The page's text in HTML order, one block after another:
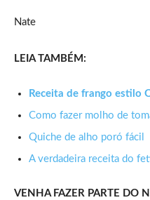
Nate
LEIA TAMBÉM:
Receita de frango estilo
Como fazer molho de
Quiche de alho poró fácil
A verdadeira receita do
VENHA FAZER PARTE DO